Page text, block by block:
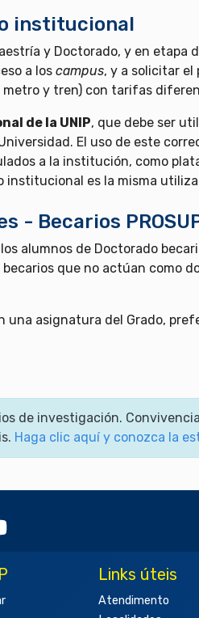
institucional
y Doctorado, y en
a los campus, y a solicitar el
y tren) con tarifas
de la UNIP, que debe ser
El uso de este
a la institución, como
es la misma
- Becarios
alumnos de Doctorado
que no actúan como
asignatura del Grado,
de investigación.
Haga clic aquí y conozca la
Links úteis
Atendimento